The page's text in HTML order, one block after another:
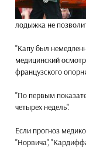
лодыжка не
"Капу был
медицинский
французского
"По первым
четырех недель".
Если прогноз
"Норвича",